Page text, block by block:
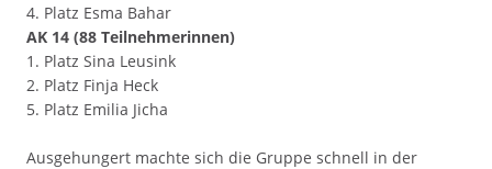
4. Platz Esma Bahar
AK 14 (88 Teilnehmerinnen)
1. Platz Sina Leusink
2. Platz Finja Heck
5. Platz Emilia Jicha
Ausgehungert machte sich die Gruppe schnell in der